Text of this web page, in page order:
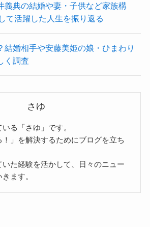
義典の結婚や妻・子供など家族構
て活躍した人生を振り返る
結婚相手や安藤美姫の娘・ひまわり
く調査
さゆ
る「さゆ」です。
」を解決するためにブログを立ち
た経験を活かして、日々のニュー
ます。